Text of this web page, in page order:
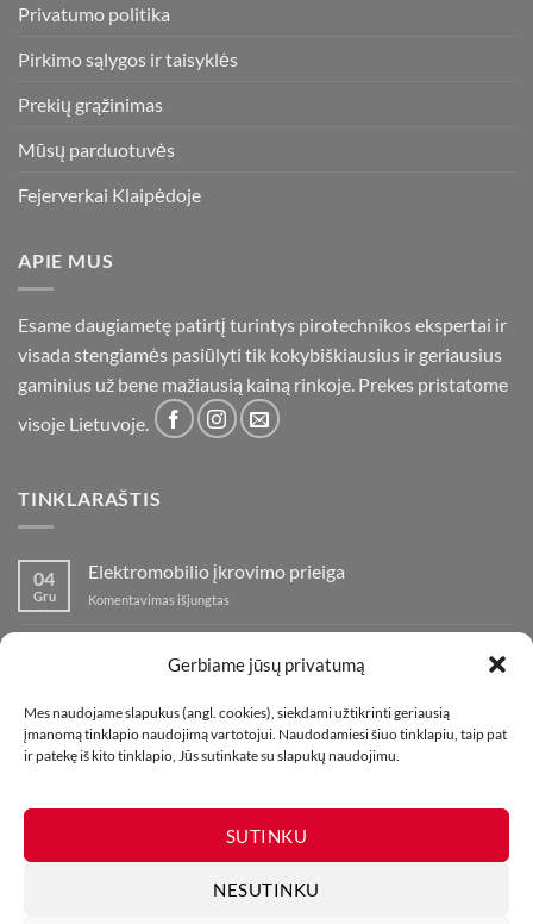
Gerbiame jūsų privatumą
Mes naudojame slapukus (angl. cookies), siekdami užtikrinti geriausią
įmanomą tinklapio naudojimą vartotojui. Naudodamiesi šiuo tinklapiu, taip pat
ir patekę iš kito tinklapio, Jūs sutinkate su slapukų naudojimu.
SUTINKU
NESUTINKU
Privatumo politika
Pirkimo sąlygos ir taisyklės
Prekių grąžinimas
Mūsų parduotuvės
Fejerverkai Klaipėdoje
APIE MUS
Esame daugiametę patirtį turintys pirotechnikos ekspertai ir
visada stengiamės pasiūlyti tik kokybiškiausius ir geriausius
gaminius už bene mažiausią kainą rinkoje. Prekes pristatome
visoje Lietuvoje.
TINKLARAŠTIS
04
Gru
Elektromobilio įkrovimo prieiga
Komentavimas išjungtas
prieiga
įraše
fejerverkų
parduotuvė
Klaipedoje!
01
Lap
Kaip fotografuoti fejerverkus
Komentavimas išjungtasįraše